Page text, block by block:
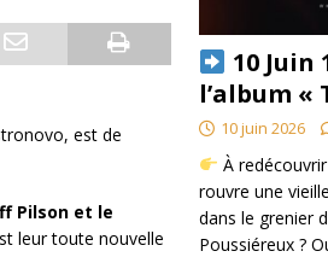
est de
Pilson et le
leur toute nouvelle
10 Juin
l’album «
10 juin 2026
À
rouvre une
dans le grenier
Poussiéreux ?